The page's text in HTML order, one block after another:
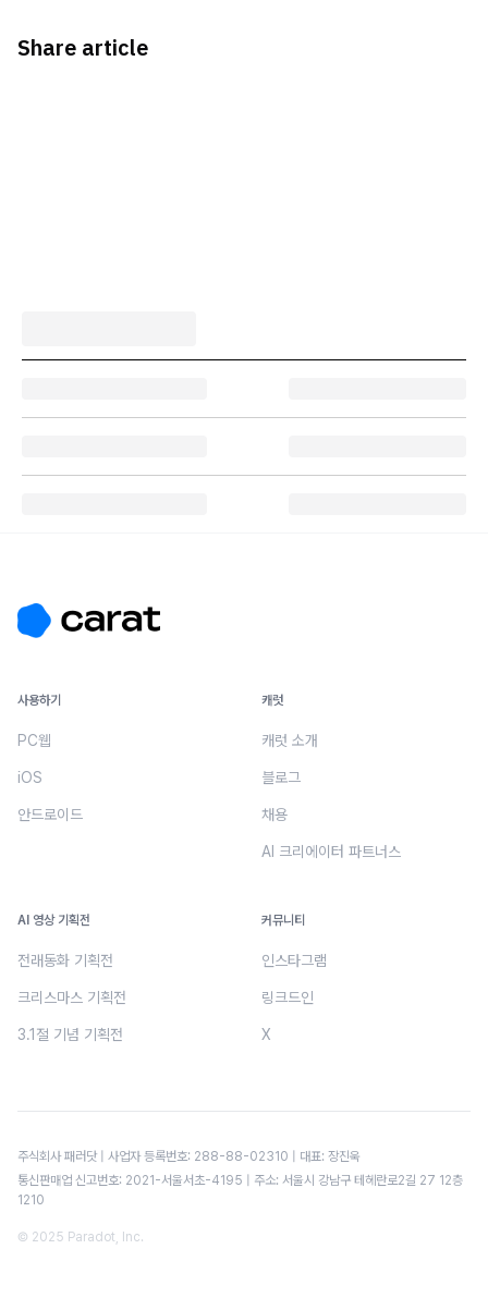
Share article
사용하기
PC웹
iOS
안드로이드
캐럿
캐럿 소개
블로그
채용
AI 크리에이터 파트너스
AI 영상 기획전
전래동화 기획전
크리스마스 기획전
3.1절 기념 기획전
커뮤니티
인스타그램
링크드인
X
주식회사 패러닷 | 사업자 등록번호: 288-88-02310 | 대표: 장진욱
통신판매업 신고번호: 2021-서울서초-4195 | 주소: 서울시 강남구 테헤란로2길 27 12층
1210
© 2025 Paradot, Inc.